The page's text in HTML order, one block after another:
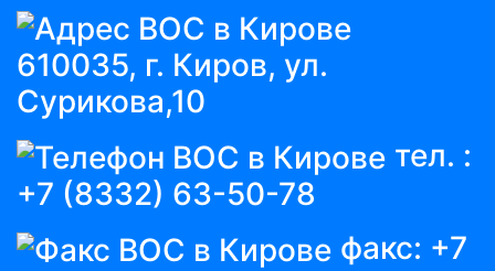
610035, г. Киров, ул.
Сурикова,10
тел. :
+7 (8332) 63-50-78
факс: +7